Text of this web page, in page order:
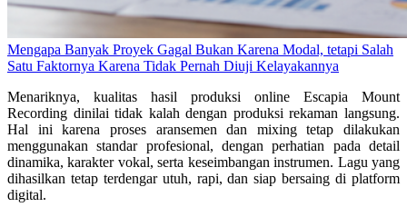
Mengapa Banyak Proyek Gagal Bukan Karena Modal, tetapi Salah
Satu Faktornya Karena Tidak Pernah Diuji Kelayakannya
Menariknya, kualitas hasil produksi online Escapia Mount
Recording dinilai tidak kalah dengan produksi rekaman langsung.
Hal ini karena proses aransemen dan mixing tetap dilakukan
menggunakan standar profesional, dengan perhatian pada detail
dinamika, karakter vokal, serta keseimbangan instrumen. Lagu yang
dihasilkan tetap terdengar utuh, rapi, dan siap bersaing di platform
digital.